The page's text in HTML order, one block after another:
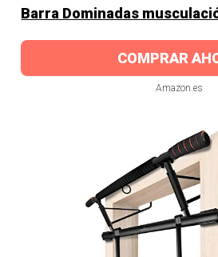
Barra Dominadas
COMPRAR
Amazon.es